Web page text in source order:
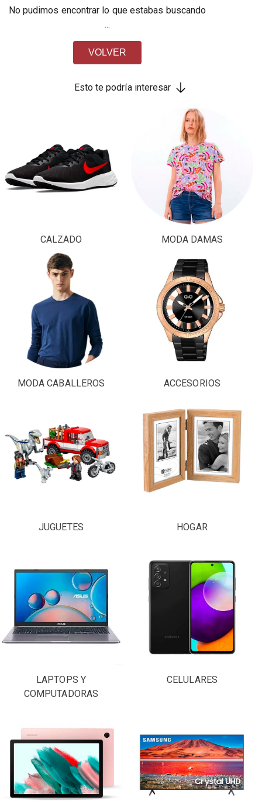
No pudimos encontrar lo que estabas buscando
...
VOLVER
Esto te podría interesar
CALZADO MODA DAMAS
MODA CABALLEROS ACCESORIOS
JUGUETES HOGAR
LAPTOPS Y
COMPUTADORAS
CELULARES